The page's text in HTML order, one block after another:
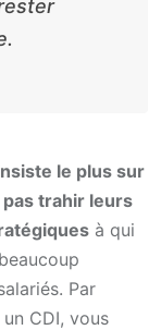
le plus sur
trahir leurs
à qui
Par
CDI, vous